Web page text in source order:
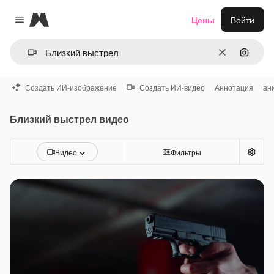
Close menu
Magnific
ОчиститьПоиск
Цены Войти
Создать ИИ-изображение Создать ИИ-видео Аннотация
Близкий выстрел видео
Видео Фильтры